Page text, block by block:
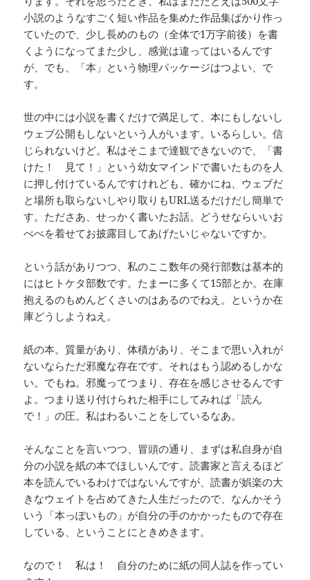
小説のようなすごく短い作品を集めた作品集ばかり作っ
ていたので、少し長めのもの（全体で1万字前後）を書
くようになってまた少し、感覚は違ってはいるんです
が、でも、「本」という物理パッケージはつよい、で
す。
世の中には小説を書くだけで満足して、本にもしないし
ウェブ公開もしないという人がいます。いるらしい。信
じられないけど。私はそこまで達観できないので、「書
けた！ 見て！」という幼女マインドで書いたものを人
に押し付けているんですけれども、確かにね、ウェブだ
と場所も取らないしやり取りもURL送るだけだし簡単で
す。たださあ、せっかく書いたお話。どうせならいいお
べべを着せてお披露目してあげたいじゃないですか。
という話がありつつ、私のここ数年の発行部数は基本的
にはヒトケタ部数です。たまーに多くて15部とか。在庫
抱えるのもめんどくさいのはあるのでねえ。というか在
庫どうしようねえ。
紙の本。質量があり、体積があり、そこまで思い入れが
ないならただ邪魔な存在です。それはもう認めるしかな
い。でもね。邪魔ってつまり、存在を感じさせるんです
よ。つまり送り付けられた相手にしてみれば「読ん
で！」の圧。私はわるいことをしているなあ。
そんなことを言いつつ、冒頭の通り、まずは私自身が自
分の小説を紙の本でほしいんです。読書家と言えるほど
本を読んでいるわけではないんですが、読書が娯楽の大
きなウェイトを占めてきた人生だったので、なんかそう
いう「本っぽいもの」が自分の手のかかったもので存在
している、ということにときめきます。
なので！ 私は！ 自分のために紙の同人誌を作ってい